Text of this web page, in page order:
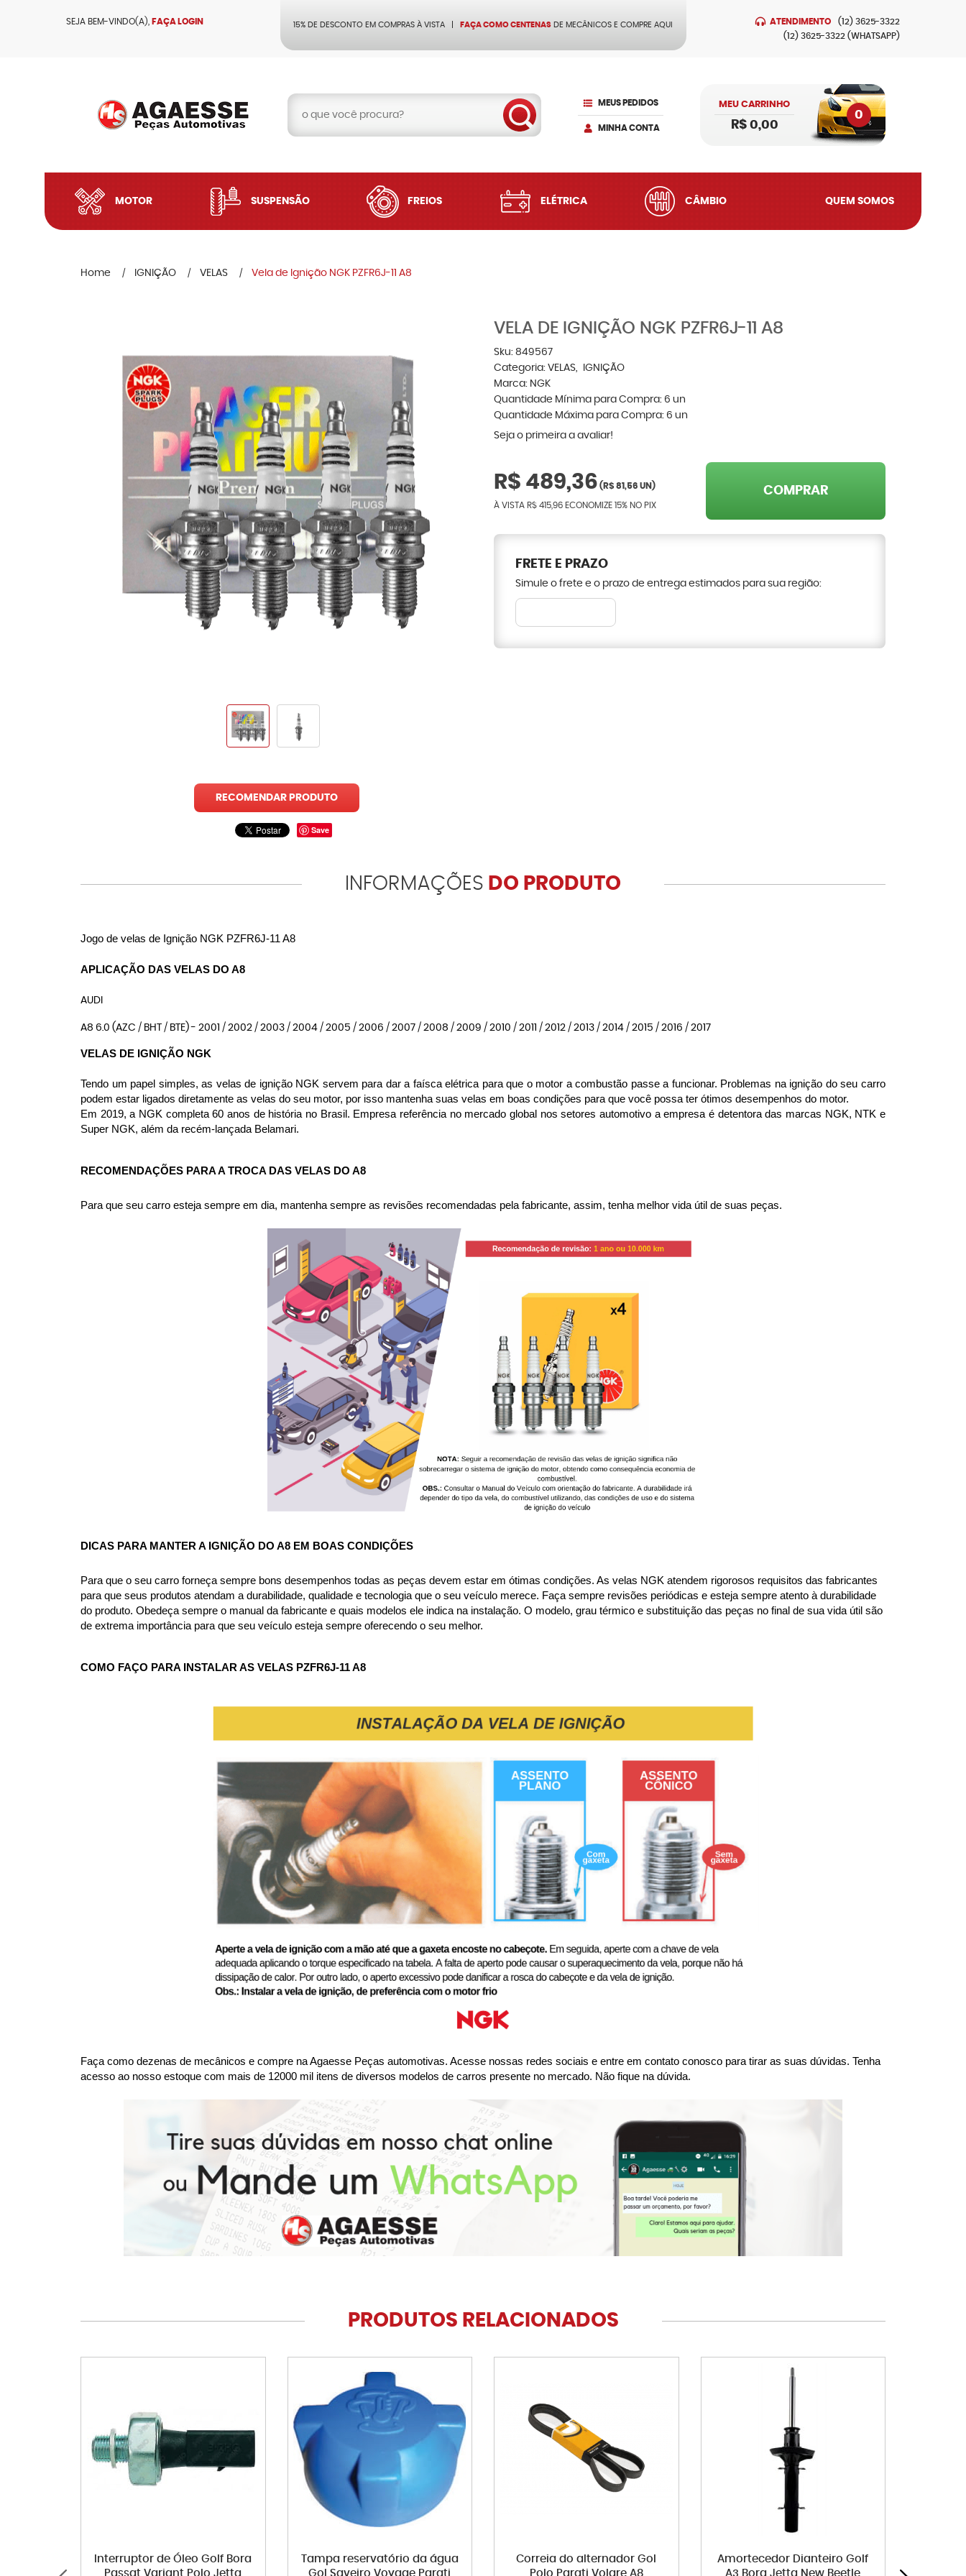
SEJA BEM-VINDO(A), FAÇA LOGIN 15% DE DESCONTO EM COMPRAS À VISTA FAÇA COMO CENTENAS DE MECÂNICOS E COMPRE AQUI ATENDIMENTO (12) 3625-3322
(12) 3625-3322 (WHATSAPP)
MEUS PEDIDOS
MINHA CONTA
MEU CARRINHO
0
R$ 0,00
MOTOR SUSPENSÃO FREIOS ELÉTRICA CÂMBIO QUEM SOMOS
Home IGNIÇÃO VELAS Vela de Ignição NGK PZFR6J-11 A8
RECOMENDAR PRODUTO
Save
VELA DE IGNIÇÃO NGK PZFR6J-11 A8
Sku: 849567
Categoria: VELAS
IGNIÇÃO
Marca: NGK
Quantidade Mínima para Compra: 6 un
Quantidade Máxima para Compra: 6 un
Seja o primeira a avaliar!
R$ 489,36 ( R$ 81,56 UN)
À VISTA R$ 415,96 ECONOMIZE 15% NO PIX
COMPRAR
FRETE E PRAZO
Simule o frete e o prazo de entrega estimados para sua região:
INFORMAÇÕES DO PRODUTO
Jogo de velas de Ignição NGK PZFR6J-11 A8
APLICAÇÃO DAS VELAS DO A8
AUDI
A8 6.0 (AZC / BHT / BTE) - 2001 / 2002 / 2003 / 2004 / 2005 / 2006 / 2007 / 2008 / 2009 / 2010 / 2011 / 2012 / 2013 / 2014 / 2015 / 2016 / 2017
VELAS DE IGNIÇÃO NGK
Tendo um papel simples, as velas de ignição NGK servem para dar a faísca elétrica para que o motor a combustão passe a funcionar. Problemas na ignição do seu carro
podem estar ligados diretamente as velas do seu motor, por isso mantenha suas velas em boas condições para que você possa ter ótimos desempenhos do motor.
Em 2019, a NGK completa 60 anos de história no Brasil. Empresa referência no mercado global nos setores automotivo a empresa é detentora das marcas NGK, NTK e
Super NGK, além da recém-lançada Belamari.
RECOMENDAÇÕES PARA A TROCA DAS VELAS DO A8
Para que seu carro esteja sempre em dia, mantenha sempre as revisões recomendadas pela fabricante, assim, tenha melhor vida útil de suas peças.
DICAS PARA MANTER A IGNIÇÃO DO A8 EM BOAS CONDIÇÕES
Para que o seu carro forneça sempre bons desempenhos todas as peças devem estar em ótimas condições. As velas NGK atendem rigorosos requisitos das fabricantes
para que seus produtos atendam a durabilidade, qualidade e tecnologia que o seu veículo merece. Faça sempre revisões periódicas e esteja sempre atento à durabilidade
do produto. Obedeça sempre o manual da fabricante e quais modelos ele indica na instalação. O modelo, grau térmico e substituição das peças no final de sua vida útil são
de extrema importância para que seu veículo esteja sempre oferecendo o seu melhor.
COMO FAÇO PARA INSTALAR AS VELAS PZFR6J-11 A8
Faça como dezenas de mecânicos e compre na Agaesse Peças automotivas. Acesse nossas redes sociais e entre em contato conosco para tirar as suas dúvidas. Tenha
acesso ao nosso estoque com mais de 12000 mil itens de diversos modelos de carros presente no mercado. Não fique na dúvida.
PRODUTOS RELACIONADOS
Interruptor de Óleo Golf Bora
Passat Variant Polo Jetta
Tampa reservatório da água
Gol Saveiro Voyage Parati
Correia do alternador Gol
Polo Parati Volare A8
Amortecedor Dianteiro Golf
A3 Bora Jetta New Beetle